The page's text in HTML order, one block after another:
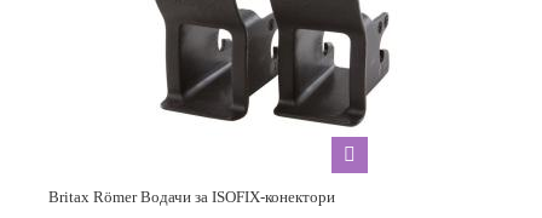
Britax Römer Водачи за ISOFIX-конектори